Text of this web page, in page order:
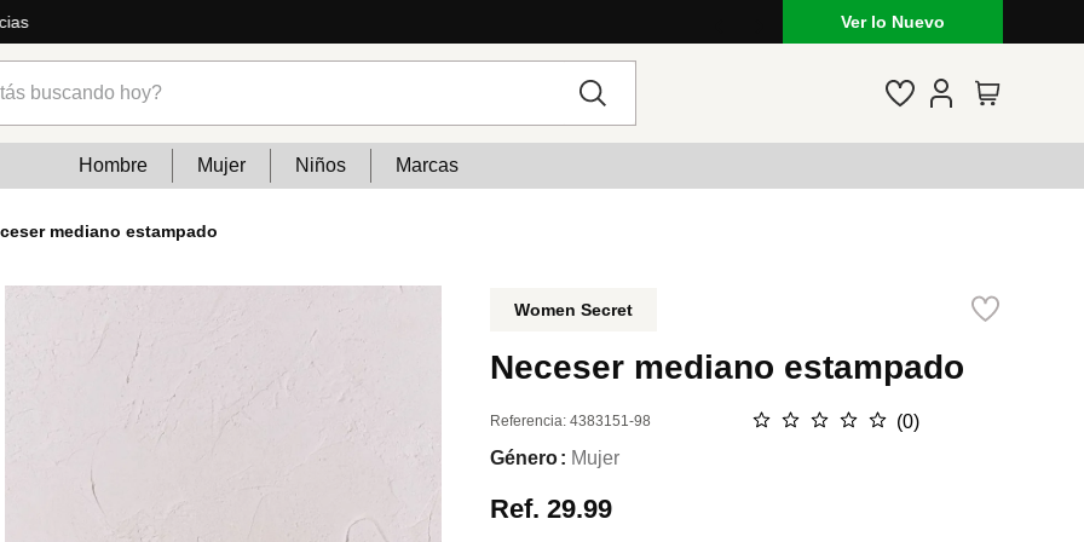
Ver lo Nuevo
Hombre Mujer Niños Marcas
mediano estampado
Women Secret
Neceser mediano estampado
Referencia:4383151-98 ☆ ☆ ☆ ☆ ☆ (0)
Género
Mujer
Ref.29.99